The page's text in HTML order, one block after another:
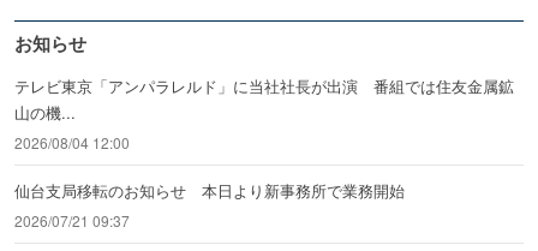
お知らせ
テレビ東京「アンパラレルド」に当社社長が出演 番組では住友金属鉱
山の機...
2026/08/04 12:00
仙台支局移転のお知らせ 本日より新事務所で業務開始
2026/07/21 09:37